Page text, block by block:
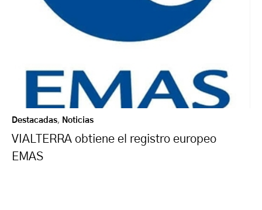
Destacadas, Noticias
VIALTERRA obtiene el registro europeo
EMAS